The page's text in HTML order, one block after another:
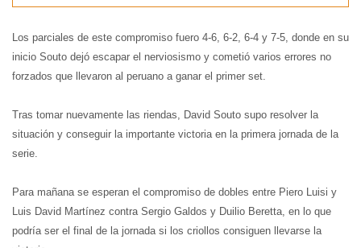
Los parciales de este compromiso fuero 4-6, 6-2, 6-4 y 7-5, donde en su
inicio Souto dejó escapar el nerviosismo y cometió varios errores no
forzados que llevaron al peruano a ganar el primer set.
Tras tomar nuevamente las riendas, David Souto supo resolver la
situación y conseguir la importante victoria en la primera jornada de la
serie.
Para mañana se esperan el compromiso de dobles entre Piero Luisi y
Luis David Martínez contra Sergio Galdos y Duilio Beretta, en lo que
podría ser el final de la jornada si los criollos consiguen llevarse la